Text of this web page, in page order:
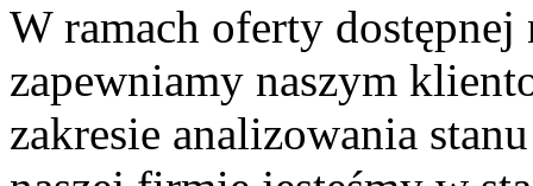
W ramach oferty
zapewniamy naszym
zakresie analizowania